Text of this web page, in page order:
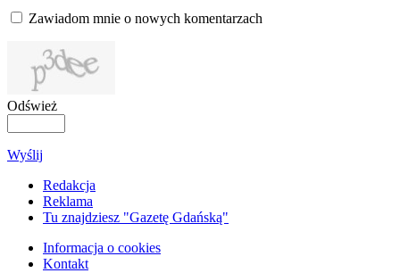
Zawiadom mnie o nowych komentarzach
Odśwież
Wyślij
Redakcja
Reklama
Tu znajdziesz "Gazetę Gdańską"
Informacja o cookies
Kontakt